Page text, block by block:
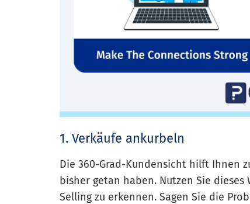
1. Verkäufe ankurbeln
Die 360-Grad-Kundensicht hilft Ihnen
bisher getan haben. Nutzen Sie dieses
Selling zu erkennen. Sagen Sie die